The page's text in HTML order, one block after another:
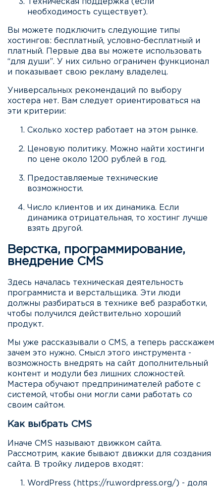
Техническая поддержка (если
необходимость существует).
Вы можете подключить следующие типы
хостингов: бесплатный, условно-бесплатный и
платный. Первые два вы можете использовать
“для души”. У них сильно ограничен функционал
и показывает свою рекламу владелец.
Универсальных рекомендаций по выбору
хостера нет. Вам следует ориентироваться на
эти критерии:
Сколько хостер работает на этом рынке.
Ценовую политику. Можно найти хостинги
по цене около 1200 рублей в год.
Предоставляемые технические
возможности.
Число клиентов и их динамика. Если
динамика отрицательная, то хостинг лучше
взять другой.
Верстка, программирование,
внедрение CMS
Здесь началась техническая деятельность
программиста и верстальщика. Эти люди
должны разбираться в технике веб разработки,
чтобы получился действительно хороший
продукт.
Мы уже рассказывали о CMS, а теперь расскажем
зачем это нужно. Смысл этого инструмента -
возможность внедрять на сайт дополнительный
контент и модули без лишних сложностей.
Мастера обучают предпринимателей работе с
системой, чтобы они могли сами работать со
своим сайтом.
Как выбрать CMS
Иначе CMS называют движком сайта.
Рассмотрим, какие бывают движки для создания
сайта. В тройку лидеров входят:
WordPress ( https://ru.wordpress.org/) - доля